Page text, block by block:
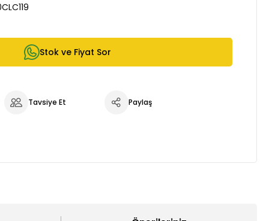
Stok ve Fiyat Sor
Tavsiye Et Paylaş